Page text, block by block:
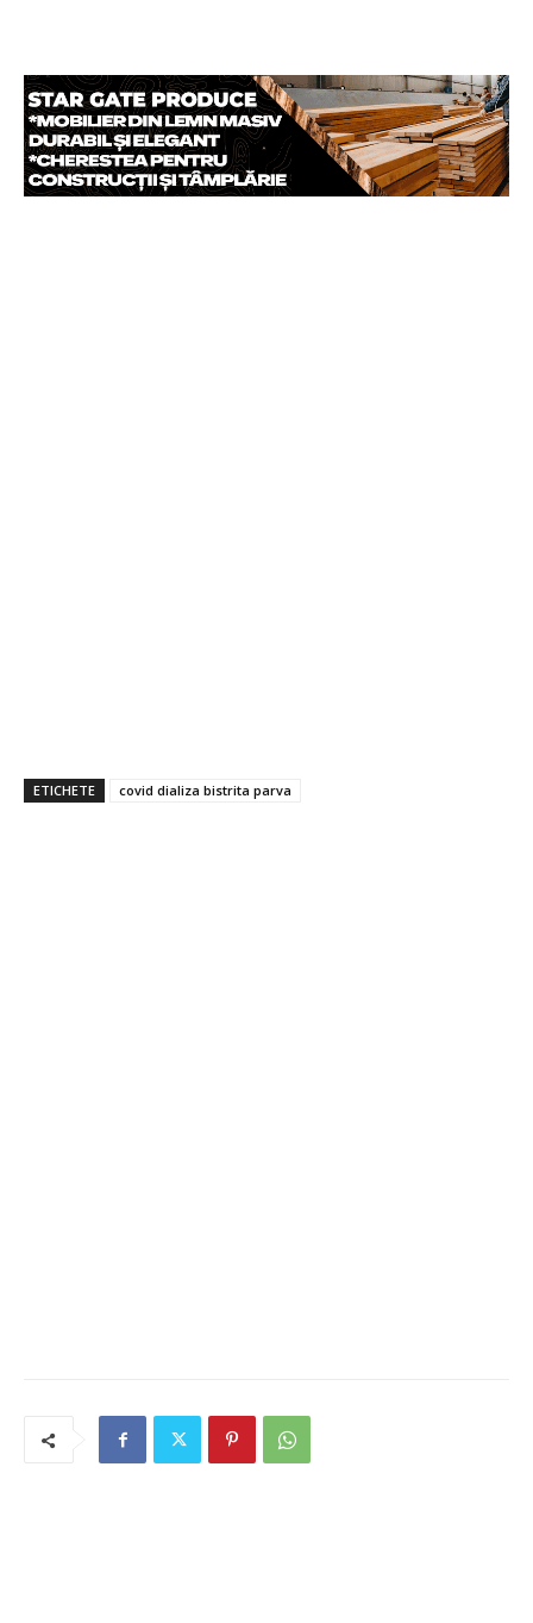
ETICHETE covid dializa bistrita parva